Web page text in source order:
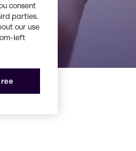
consent
parties.
our use
left